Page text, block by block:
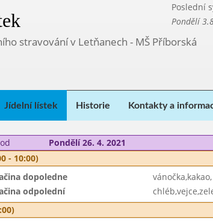
Poslední
Pondělí
stravování v Letňanech - MŠ Příborská
Jídelní lístek Historie Kontakty a
Pondělí 26. 4. 2021
- 10:00)
dopoledne vánočka,kakao,
odpolední